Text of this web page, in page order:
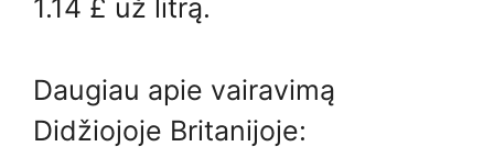
1.14 £ už litrą.
Daugiau apie vairavimą
Didžiojoje Britanijoje: